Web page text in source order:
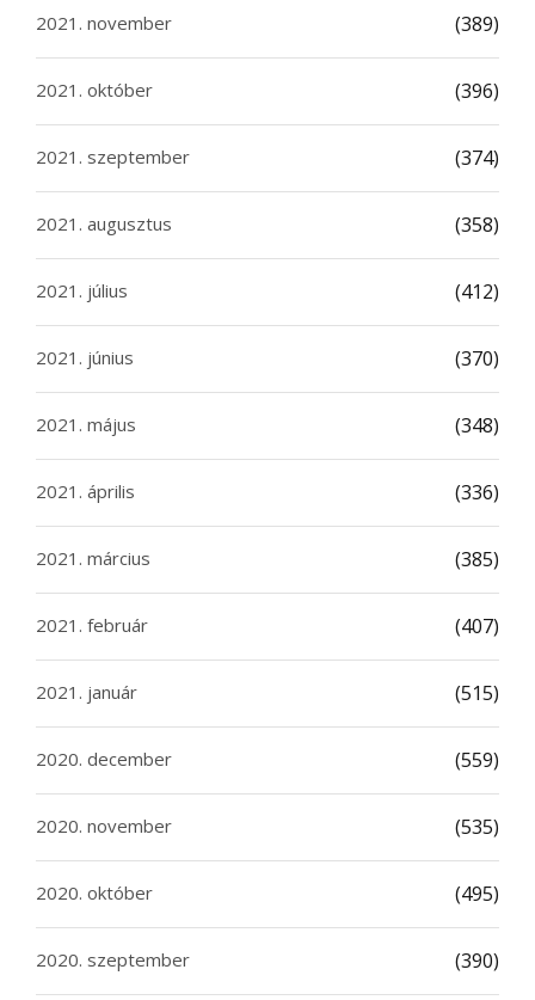
2021. november (389)
2021. október (396)
2021. szeptember (374)
2021. augusztus (358)
2021. július (412)
2021. június (370)
2021. május (348)
2021. április (336)
2021. március (385)
2021. február (407)
2021. január (515)
2020. december (559)
2020. november (535)
2020. október (495)
2020. szeptember (390)